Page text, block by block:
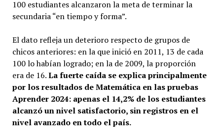
100 estudiantes alcanzaron la meta de terminar la
secundaria “en tiempo y forma”.
El dato refleja un deterioro respecto de grupos de
chicos anteriores: en la que inició en 2011, 13 de cada
100 lo habían logrado; en la de 2009, la proporción
era de 16.La fuerte caída se explica principalmente
por los resultados de Matemática en las pruebas
Aprender 2024: apenas el 14,2% de los estudiantes
alcanzó un nivel satisfactorio, sin registros en el
nivel avanzado en todo el país.